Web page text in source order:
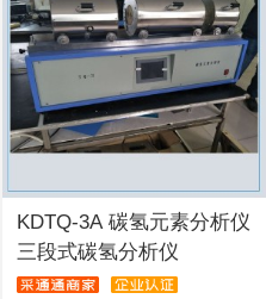
KDTQ-3A 碳氢元素分析仪
三段式碳氢分析仪